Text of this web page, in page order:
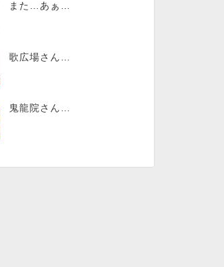
また…あぁ…
歌広場さん…
鬼龍院さん…